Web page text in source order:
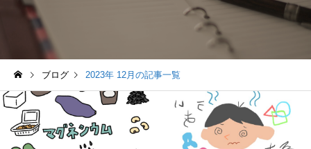
ブログ 2023年 12月の記事一覧